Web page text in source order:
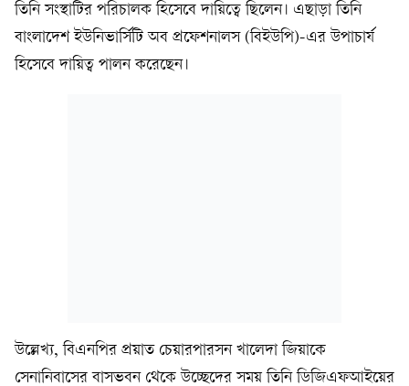
তিনি সংস্থাটির পরিচালক হিসেবে দায়িত্বে ছিলেন। এছাড়া তিনি
বাংলাদেশ ইউনিভার্সিটি অব প্রফেশনালস (বিইউপি)-এর উপাচার্য
হিসেবে দায়িত্ব পালন করেছেন।
উল্লেখ্য, বিএনপির প্রয়াত চেয়ারপারসন খালেদা জিয়াকে
সেনানিবাসের বাসভবন থেকে উচ্ছেদের সময় তিনি ডিজিএফআইয়ের